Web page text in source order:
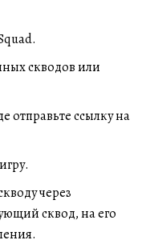
d.
скводов или
отправьте ссылку на
через
сквод, на его